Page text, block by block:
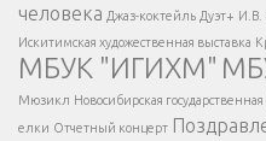
Написать
</button >
</div >
человека Джаз-коктейль Дуэт+ И.В.
Искитимская художественная выставка
МБУК "ИГИХМ"
Мюзикл Новосибирская
елки Отчетный концерт